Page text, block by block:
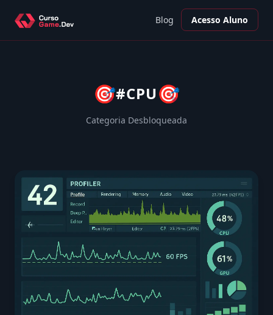
Blog Acesso Aluno
🎯#CPU🎯
Categoria Desbloqueada